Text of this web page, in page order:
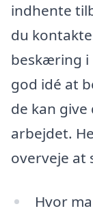
indhente
du
beskæring i
god idé at
de kan
arbejdet.
overveje at
Hvor